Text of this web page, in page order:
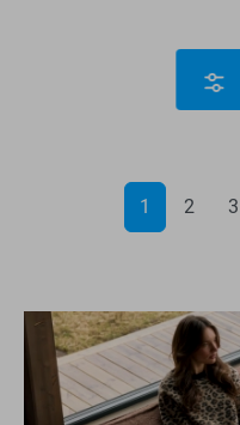
1 2 3